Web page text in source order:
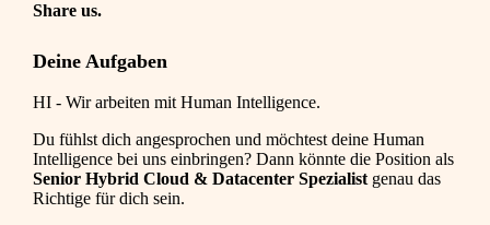
Share us.
Deine Aufgaben
HI - Wir arbeiten mit Human Intelligence.
Du fühlst dich angesprochen und möchtest deine Human
Intelligence bei uns einbringen? Dann könnte die Position als
Senior Hybrid Cloud & Datacenter Spezialist genau das
Richtige für dich sein.